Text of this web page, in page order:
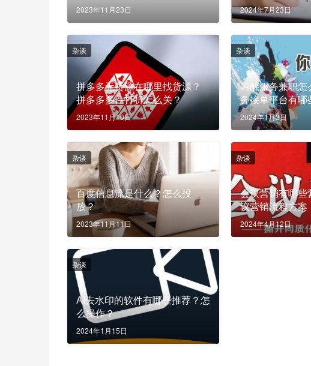
2023年11月23日 2024年7月23日
拼多多无货源在哪里找货源？
拼多多多件打折怎么关？
2023年11月10日
杂谈
叫醒服务兼职
务接单平台有哪
2024年1月3日
杂谈
百度信息流是什么？怎么投
放？
2023年11月11日
杂谈
会议营销有哪
议营销流程方案
2024年4月12日
杂谈
AI去水印的软件有哪些推荐？怎
么操作？
2024年1月15日
杂谈